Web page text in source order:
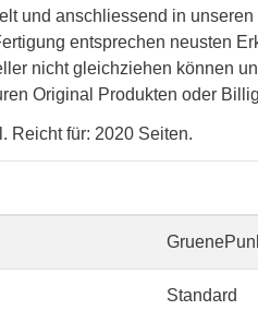
und anschliessend in
entsprechen neusten
nicht gleichziehen können
Original Produkten oder
Reicht für: 2020 Seiten.
Standard